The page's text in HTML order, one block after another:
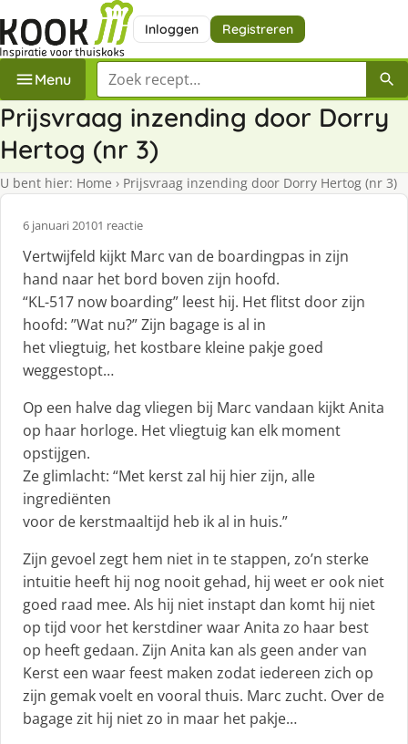
Inloggen Registreren
Menu Zoek een recept
Prijsvraag inzending door Dorry
Hertog (nr 3)
U bent hier: Home › Prijsvraag inzending door Dorry Hertog (nr 3)
6 januari 20101 reactie
Vertwijfeld kijkt Marc van de boardingpas in zijn
hand naar het bord boven zijn hoofd.
“KL-517 now boarding” leest hij. Het flitst door zijn
hoofd: ”Wat nu?” Zijn bagage is al in
het vliegtuig, het kostbare kleine pakje goed
weggestopt…
Op een halve dag vliegen bij Marc vandaan kijkt Anita
op haar horloge. Het vliegtuig kan elk moment
opstijgen.
Ze glimlacht: “Met kerst zal hij hier zijn, alle
ingrediënten
voor de kerstmaaltijd heb ik al in huis.”
Zijn gevoel zegt hem niet in te stappen, zo’n sterke
intuitie heeft hij nog nooit gehad, hij weet er ook niet
goed raad mee. Als hij niet instapt dan komt hij niet
op tijd voor het kerstdiner waar Anita zo haar best
op heeft gedaan. Zijn Anita kan als geen ander van
Kerst een waar feest maken zodat iedereen zich op
zijn gemak voelt en vooral thuis. Marc zucht. Over de
bagage zit hij niet zo in maar het pakje…